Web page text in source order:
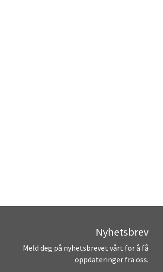
Nyhetsbrev
Meld deg på nyhetsbrevet vårt for å få
oppdateringer fra oss.